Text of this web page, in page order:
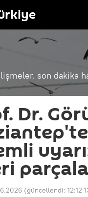
son dakika
Dr.
(güncellendi: 12:12